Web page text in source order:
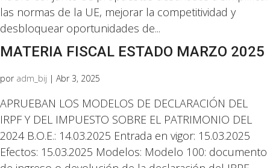
las normas de la UE, mejorar la competitividad y
desbloquear oportunidades de...
MATERIA FISCAL ESTADO MARZO 2025
por adm_bij | Abr 3, 2025
APRUEBAN LOS MODELOS DE DECLARACIÓN DEL
IRPF Y DEL IMPUESTO SOBRE EL PATRIMONIO DEL
2024 B.O.E.: 14.03.2025 Entrada en vigor: 15.03.2025
Efectos: 15.03.2025 Modelos: Modelo 100: documento